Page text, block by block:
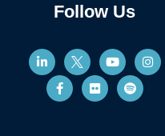
Follow Us